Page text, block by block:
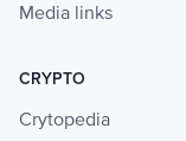
Media links
CRYPTO
Crytopedia